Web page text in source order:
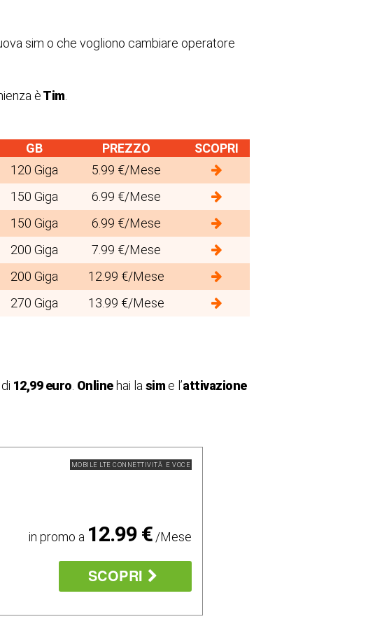
sim o che vogliono cambiare operatore
èTim
GB PREZZO
SCOPRI
120 Giga
5.99 €/Mese
150 Giga
6.99 €/Mese
150 Giga
6.99 €/Mese
200 Giga
7.99 €/Mese
200 Giga
12.99 €/Mese
270 Giga 13.99 €/Mese
12,99 euro Onlinehai la sim e l’attivazione
MOBILE LTE CONNETTIVITÃ E VOCE
in promo a 12.99 € /Mese
SCOPRI